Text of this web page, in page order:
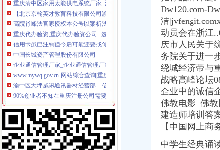
【北京京翰英才教育科技有限公司渝中分公司2017新招聘信息】_
高院肖峰法官家授权本公号以案析法：非持股关联公司之间公司人
重庆代办验资,重庆代办验资公司--选择重庆浩业工商不后悔
信用卡虽已注销但今后可能还要找你麻烦_网易财经
中国长城资产管理股份有限公司
企业通信管理厂家_企业通信管理厂家/公司-阿里巴巴公司黄页
www.mywq.gov.cn-网站综合查询|重庆市人民民营企业官方信息港…
渝中区大坪威讯通讯器材经营部__信用档案_信用报告_信用怎么
90%创业者不知在重庆注册公司需要准备哪些材料？_搜狐社会_搜狐网
重庆市渝中区方越电脑经营部__信用档案_信用报告_信用怎么样
中国长城资产管理股份有限公司
西南公司完成个层级减项目_新闻中心_西南器工业公司
重庆市江北区住房公积金管理中心地址在哪里？
【重庆设计策划|重庆活动策划/品牌推广/企业形象设计/logo设计】-重
职工从原单位离职,原单位注销后没有到公积金中心办理单位公积金
Dw120.com-
洁
动员会在浙江
庆市人民关于
务院关于进一
绕城经济带与
战略高峰论坛
企业中的诚信
佛教电影_佛
建造师培训答
【中国网上商
中学生经典诵